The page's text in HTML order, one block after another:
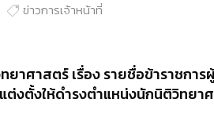
ข่าวการเจ้าหน้าที่
าศาสตร์ เรื่อง รายชื่อข้าราชการ
ต่งตั้งให้ดำรงตำแหน่งนักนิติวิทย